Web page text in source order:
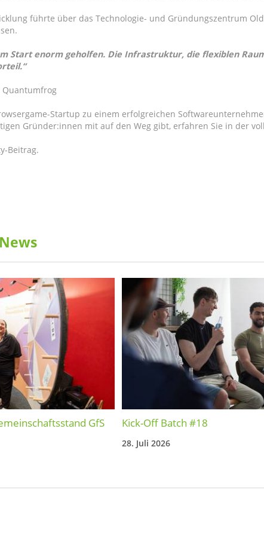
führte über das Technologie- und Gründungszentrum
Start enorm geholfen. Die Infrastruktur, die flexiblen
Quantumfrog
Startup zu einem erfolgreichen
Gründer:innen mit auf den Weg gibt, erfahren Sie in der
Beitrag.
GfS Kick-Off Batch #18
28. Juli 2026